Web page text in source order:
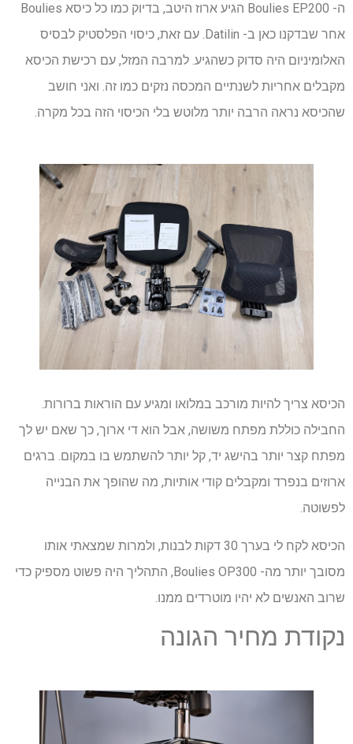
ה- Boulies EP200 הגיע ארוז היטב, בדיוק כמו כל כיסא Boulies
אחר שבדקנו כאן ב- Datilin. עם זאת, כיסוי הפלסטיק לבסיס
האלומיניום היה סדוק כשהגיע. למרבה המזל, עם רכישת הכיסא
מקבלים אחריות לשנתיים המכסה נזקים כמו זה. ואני חושב
שהכיסא נראה הרבה יותר מלוטש בלי הכיסוי הזה בכל מקרה.
הכיסא צריך להיות מורכב במלואו ומגיע עם הוראות ברורות.
החבילה כוללת מפתח משושה, אבל הוא די ארוך, כך שאם יש לך
מפתח קצר יותר בהישג יד, קל יותר להשתמש בו במקום. ברגים
ארוזים בנפרד ומקבלים קודי אותיות, מה שהופך את הבנייה
לפשוטה.
הכיסא לקח לי בערך 30 דקות לבנות, ולמרות שמצאתי אותו
מסובך יותר מה- Boulies OP300, התהליך היה פשוט מספיק כדי
שרוב האנשים לא יהיו מוטרדים ממנו.
נקודת מחיר הגונה